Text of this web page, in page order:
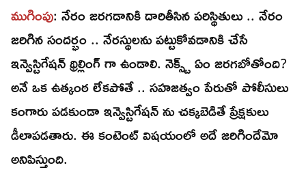
ముగింపు: నేరం జరగడానికి దారితీసిన పరిస్థితులు .. నేరం
జరిగిన సందర్భం .. నేరస్థులను పట్టుకోవడానికి చేసే
ఇన్వెస్టిగేషన్ థ్రిల్లింగ్ గా ఉండాలి. నెక్స్ట్ ఏం జరగబోతోంది?
అనే ఒక ఉత్కంఠ లేకపోతే .. సహజత్వం పేరుతో పోలీసులు
కంగారు పడకుండా ఇన్వెస్టిగేషన్ ను చక్కబెడితే ప్రేక్షకులు
డీలాపడతారు. ఈ కంటెంట్ విషయంలో అదే జరిగిందేమో
అనిపిస్తుంది.